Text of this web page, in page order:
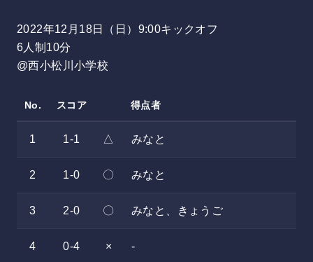
2022年12月18日（日）9:00キックオフ
6人制10分
@西小松川小学校
No. スコア 得点者
1 1-1 △ みなと
2 1-0 〇 みなと
3 2-0 〇 みなと、きょうご
4 0-4 × -